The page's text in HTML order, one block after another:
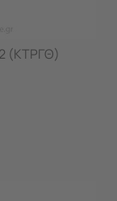
(ΚΤΡΓΘ)